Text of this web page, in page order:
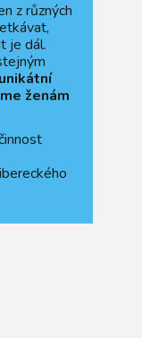
z různých
je dál.
unikátní
ženám